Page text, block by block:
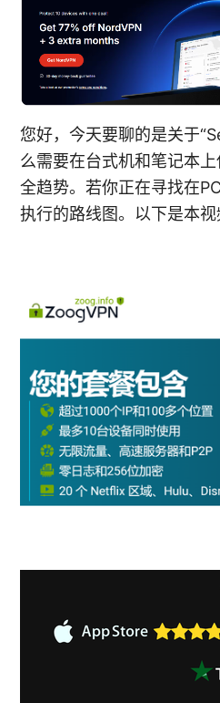
您好，今天要聊的是关于
么需要在台式机和笔记本
全趋势。若你正在寻找在
执行的路线图。以下是本